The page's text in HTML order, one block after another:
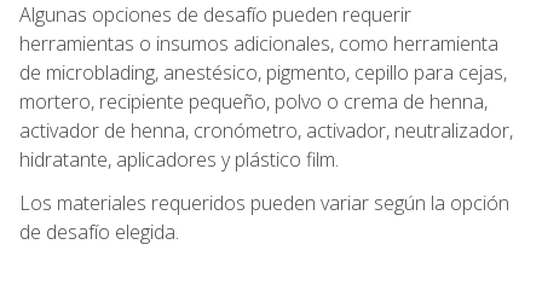
Algunas opciones de desafío pueden requerir
herramientas o insumos adicionales, como herramienta
de microblading, anestésico, pigmento, cepillo para cejas,
mortero, recipiente pequeño, polvo o crema de henna,
activador de henna, cronómetro, activador, neutralizador,
hidratante, aplicadores y plástico film.
Los materiales requeridos pueden variar según la opción
de desafío elegida.